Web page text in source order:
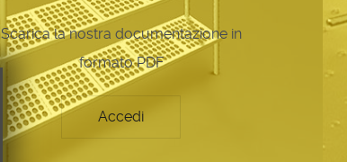
Scarica la nostra documentazione in
formato PDF
Accedi